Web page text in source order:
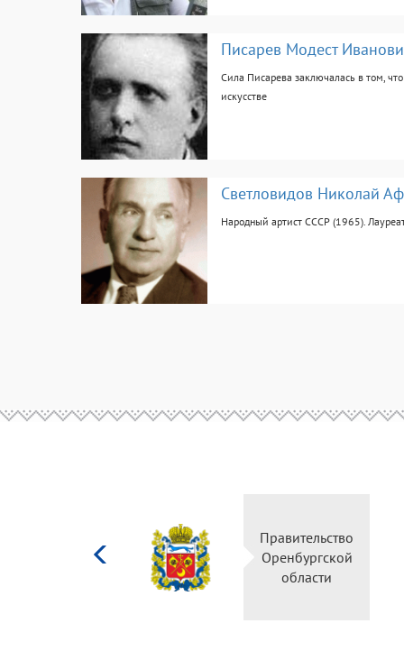
Писарев Модест
Сила Писарева заключалась в том,
искусстве
Светловидов Николай
Народный артист СССР (1965).
Правительство
Оренбургской
области